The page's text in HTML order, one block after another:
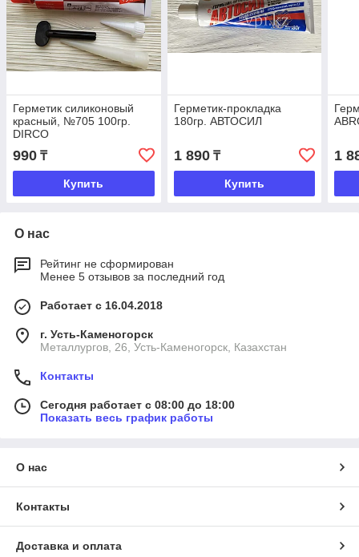
Герметик силиконовый
красный, №705 100гр.
DIRCО
990 ₸
Купить
Герметик-прокладка
180гр. АВТОСИЛ
1 890₸
Купить
1
О нас
Рейтинг не сформирован
Менее 5 отзывов за последний год
Работает с 16.04.2018
г. Усть-Каменогорск
Металлургов, 26, Усть-Каменогорск, Казахстан
Контакты
Сегодня работает с 08:00 до 18:00
Показать весь график работы
О нас
Контакты
Доставка и оплата